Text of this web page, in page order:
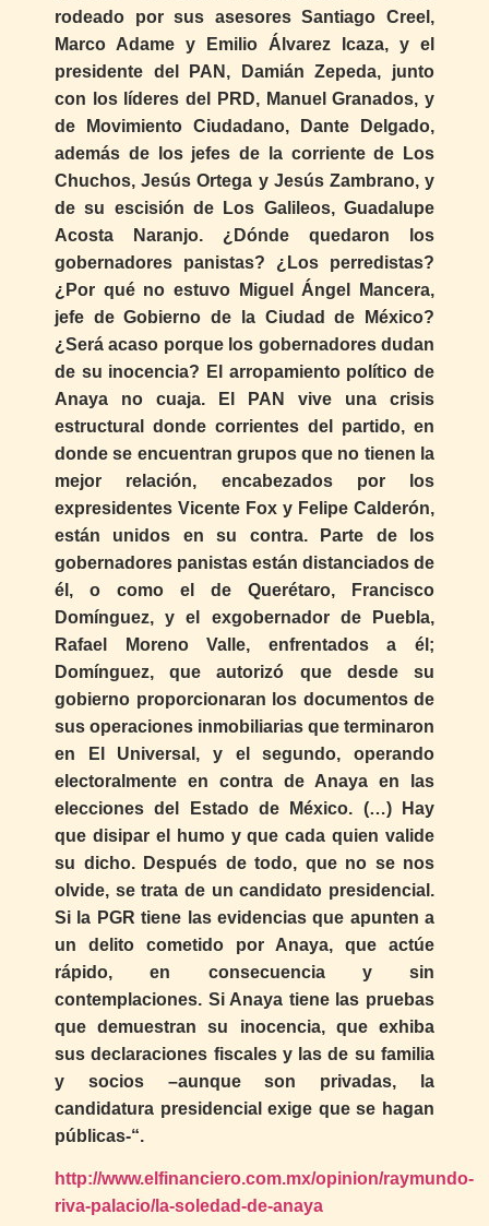
rodeado por sus asesores Santiago Creel,
Marco Adame y Emilio Álvarez Icaza, y el
presidente del PAN, Damián Zepeda, junto
con los líderes del PRD, Manuel Granados, y
de Movimiento Ciudadano, Dante Delgado,
además de los jefes de la corriente de Los
Chuchos, Jesús Ortega y Jesús Zambrano, y
de su escisión de Los Galileos, Guadalupe
Acosta Naranjo. ¿Dónde quedaron los
gobernadores panistas? ¿Los perredistas?
¿Por qué no estuvo Miguel Ángel Mancera,
jefe de Gobierno de la Ciudad de México?
¿Será acaso porque los gobernadores dudan
de su inocencia? El arropamiento político de
Anaya no cuaja. El PAN vive una crisis
estructural donde corrientes del partido, en
donde se encuentran grupos que no tienen la
mejor relación, encabezados por los
expresidentes Vicente Fox y Felipe Calderón,
están unidos en su contra. Parte de los
gobernadores panistas están distanciados de
él, o como el de Querétaro, Francisco
Domínguez, y el exgobernador de Puebla,
Rafael Moreno Valle, enfrentados a él;
Domínguez, que autorizó que desde su
gobierno proporcionaran los documentos de
sus operaciones inmobiliarias que terminaron
en El Universal, y el segundo, operando
electoralmente en contra de Anaya en las
elecciones del Estado de México. (…) Hay
que disipar el humo y que cada quien valide
su dicho. Después de todo, que no se nos
olvide, se trata de un candidato presidencial.
Si la PGR tiene las evidencias que apunten a
un delito cometido por Anaya, que actúe
rápido, en consecuencia y sin
contemplaciones. Si Anaya tiene las pruebas
que demuestran su inocencia, que exhiba
sus declaraciones fiscales y las de su familia
y socios –aunque son privadas, la
candidatura presidencial exige que se hagan
públicas-“.
http://www.elfinanciero.com.mx/opinion/raymundo-
riva-palacio/la-soledad-de-anaya